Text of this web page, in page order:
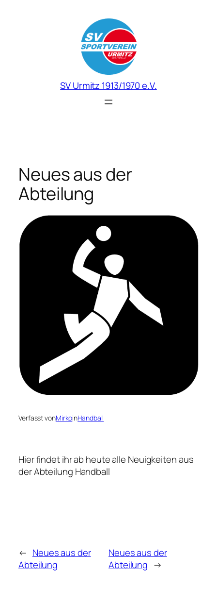
SV Urmitz 1913/1970 e.V.
Neues aus der
Abteilung
Verfasst vonMirkoinHandball
Hier findet ihr ab heute alle Neuigkeiten aus
der Abteilung Handball
← Neues aus der
Abteilung
Neues aus der
Abteilung →